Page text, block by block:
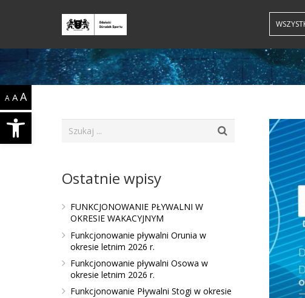
Open toolbar
A A A
Ostatnie wpisy
FUNKCJONOWANIE PŁYWALNI W
OKRESIE WAKACYJNYM
Funkcjonowanie pływalni Orunia w
okresie letnim 2026 r.
Funkcjonowanie pływalni Osowa w
okresie letnim 2026 r.
Funkcjonowanie Pływalni Stogi w okresie